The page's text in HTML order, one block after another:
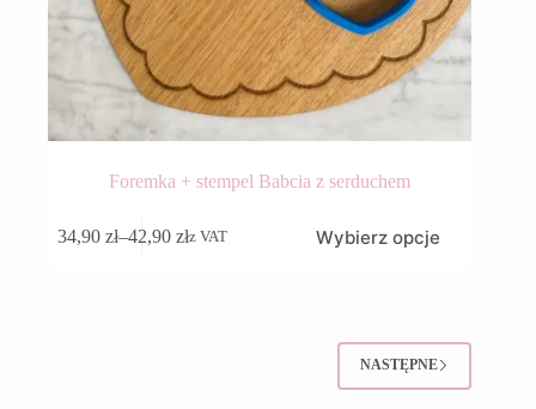
Foremka + stempel Babcia z serduchem
34,90 zł–42,90 zł
Zakresz VAT Wybierz opcje
produkt
NASTĘPNE